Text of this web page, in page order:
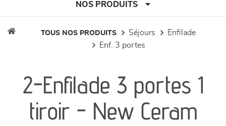
NOS PRODUITS
séjours
meubles de complément
TOUS NOS PRODUITS séjours
enfilade
enf. 3 portes
2-Enfilade 3 portes 1
tiroir - New Ceram